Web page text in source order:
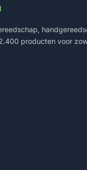
producten voor